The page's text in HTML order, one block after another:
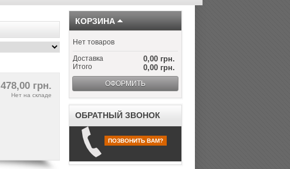
478,00 грн.
Нет на складе
КОРЗИНА
Нет товаров
0,00 грн.
Доставка
0,00 грн.
Итого
ОФОРМИТЬ
ОБРАТНЫЙ ЗВОНОК
ПОЗВОНИТЬ ВАМ?